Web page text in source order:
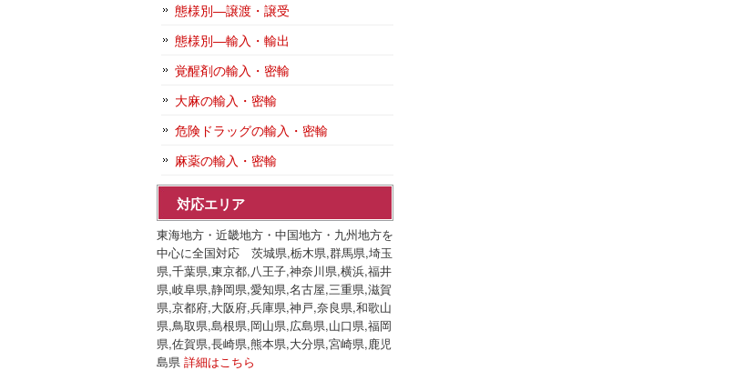
態様別―譲渡・譲受
態様別―輸入・輸出
覚醒剤の輸入・密輸
大麻の輸入・密輸
危険ドラッグの輸入・密輸
麻薬の輸入・密輸
対応エリア
東海地方・近畿地方・中国地方・九州地方を
中心に全国対応 茨城県,栃木県,群馬県,埼玉
県,千葉県,東京都,八王子,神奈川県,横浜,福井
県,岐阜県,静岡県,愛知県,名古屋,三重県,滋賀
県,京都府,大阪府,兵庫県,神戸,奈良県,和歌山
県,鳥取県,島根県,岡山県,広島県,山口県,福岡
県,佐賀県,長崎県,熊本県,大分県,宮崎県,鹿児
島県 詳細はこちら